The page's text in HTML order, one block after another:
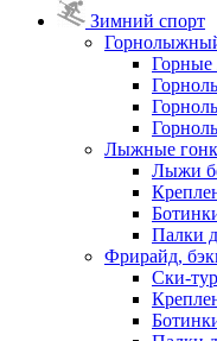
Зимний спорт
Лыжные
Лыжи
Палки
Фрирайд,
Ски-